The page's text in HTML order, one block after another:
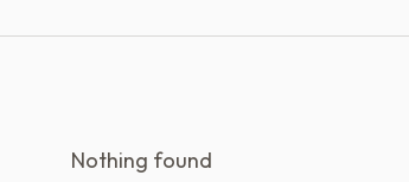
Nothing found